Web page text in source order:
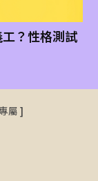
工？性格測試
屬]